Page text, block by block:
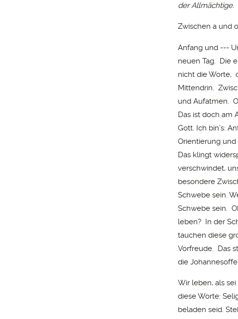
der Allmächtige.
Zwischen a und
Anfang und ---
neuen Tag. Die
nicht die Worte,
Mittendrin.
und Aufatmen.
Das ist doch am
Gott. Ich bin’s:
Orientierung
Das klingt
verschwindet,
besondere
Schwebe sein.
Schwebe sein.
leben? In der
tauchen diese
Vorfreude. Das
die
Wir leben, als
diese Worte:
beladen seid.